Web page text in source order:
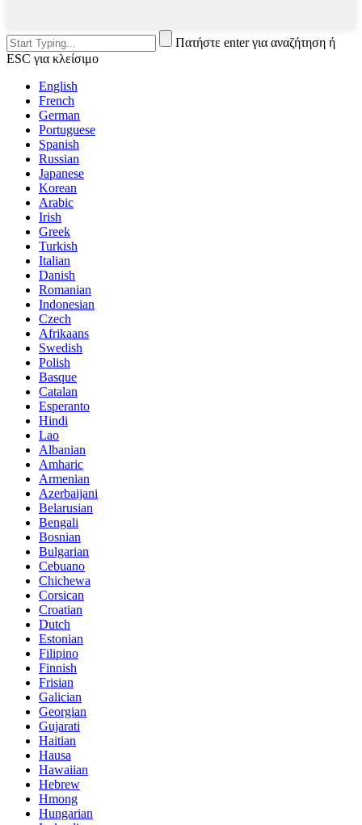
Πατήστε enter για αναζήτηση ή
ESC για κλείσιμο
English
French
German
Portuguese
Spanish
Russian
Japanese
Korean
Arabic
Irish
Greek
Turkish
Italian
Danish
Romanian
Indonesian
Czech
Afrikaans
Swedish
Polish
Basque
Catalan
Esperanto
Hindi
Lao
Albanian
Amharic
Armenian
Azerbaijani
Belarusian
Bengali
Bosnian
Bulgarian
Cebuano
Chichewa
Corsican
Croatian
Dutch
Estonian
Filipino
Finnish
Frisian
Galician
Georgian
Gujarati
Haitian
Hausa
Hawaiian
Hebrew
Hmong
Hungarian